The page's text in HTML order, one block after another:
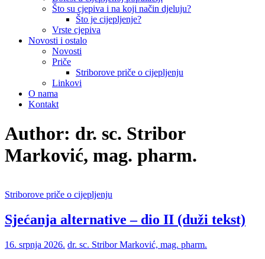
Što su cjepiva i na koji način djeluju?
Što je cijepljenje?
Vrste cjepiva
Novosti i ostalo
Novosti
Priče
Striborove priče o cijepljenju
Linkovi
O nama
Kontakt
Author: dr. sc. Stribor
Marković, mag. pharm.
Striborove priče o cijepljenju
Sjećanja alternative – dio II (duži tekst)
16. srpnja 2026. dr. sc. Stribor Marković, mag. pharm.